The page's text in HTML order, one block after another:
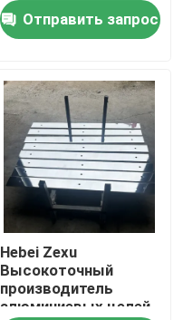
Отправить запрос
Hebei Zexu
Высокоточный
производитель
алюминиевых целей